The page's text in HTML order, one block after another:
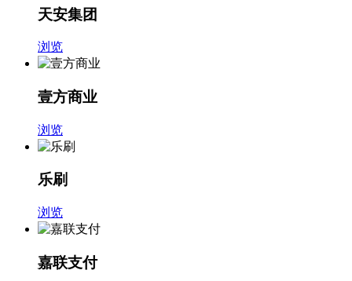
天安集团
浏览
壹方商业
浏览
乐刷
浏览
嘉联支付